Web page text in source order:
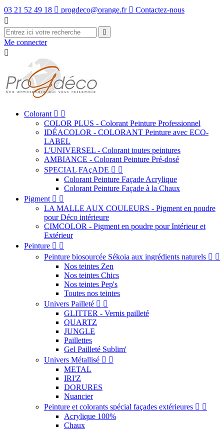
03 21 52 49 18  progdeco@orange.fr  Contactez-nous


Me connecter

Colorant  
COLOR PLUS - Colorant Peinture Professionnel
IDÉACOLOR - COLORANT Peinture avec ECO-
LABEL
L'UNIVERSEL - Colorant toutes peintures
AMBIANCE - Colorant Peinture Pré-dosé
SPECIAL FAçADE  
Colorant Peinture Façade Acrylique
Colorant Peinture Façade à la Chaux
Pigment  
LA MALLE AUX COULEURS - Pigment en poudre
pour Déco intérieure
CIMCOLOR - Pigment en poudre pour Intérieur et
Extérieur
Peinture  
Peinture biosourcée Sékoia aux ingrédients naturels  
Nos teintes Zen
Nos teintes Chics
Nos teintes Pep's
Toutes nos teintes
Univers Pailleté  
GLITTER - Vernis pailleté
QUARTZ
JUNGLE
Paillettes
Gel Pailleté Sublim'
Univers Métallisé  
METAL
IRI'Z
DORURES
Nuancier
Peinture et colorants spécial façades extérieures  
Acrylique 100%
Chaux